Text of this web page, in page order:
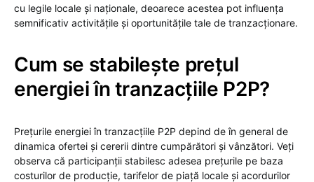
cu legile locale și naționale, deoarece acestea pot influența
semnificativ activitățile și oportunitățile tale de tranzacționare.
Cum se stabilește prețul
energiei în tranzacțiile P2P?
Prețurile energiei în tranzacțiile P2P depind de în general de
dinamica ofertei și cererii dintre cumpărători și vânzători. Veți
observa că participanții stabilesc adesea prețurile pe baza
costurilor de producție, tarifelor de piață locale și acordurilor